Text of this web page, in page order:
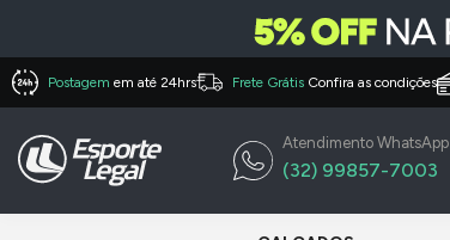
Postagem em até 24hrs Frete Grátis Confira as condições
Atendimento WhatsApp
(32) 99857-7003